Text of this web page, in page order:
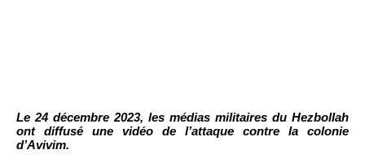
Le 24 décembre 2023, les médias militaires du Hezbollah
ont diffusé une vidéo de l’attaque contre la colonie
d’Avivim.